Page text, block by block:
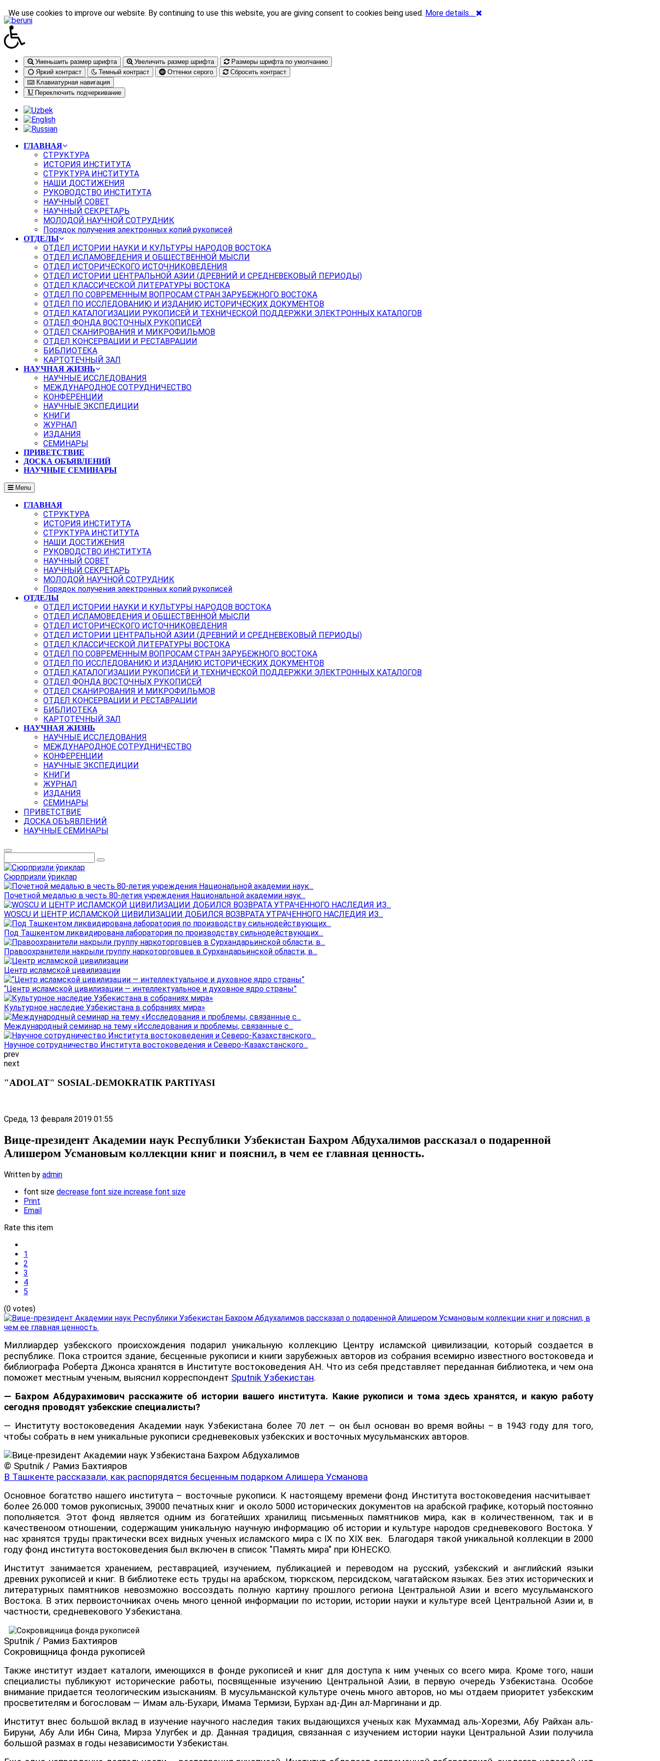
Уменьшить размер шрифта Увеличить размер шрифта
Размеры шрифта по умолчанию
Яркий контраст
Темный контраст Оттенки серого
Сбросить контраст
Клавиатурная навигация
Переключить подчеркивание
ГЛАВНАЯ
СТРУКТУРА
ИСТОРИЯ ИНСТИТУТА
СТРУКТУРА ИНСТИТУТА
НАШИ ДОСТИЖЕНИЯ
РУКОВОДСТВО ИНСТИТУТА
НАУЧНЫЙ СОВЕТ
НАУЧНЫЙ СЕКРЕТАРЬ
МОЛОДОЙ НАУЧНОЙ СОТРУДНИК
Порядок получения электронных копий рукописей
ОТДЕЛЫ
ОТДЕЛ ИСТОРИИ НАУКИ И КУЛЬТУРЫ НАРОДОВ ВОСТОКА
ОТДЕЛ ИСЛАМОВЕДЕНИЯ И ОБЩЕСТВЕННОЙ МЫСЛИ
ОТДЕЛ ИСТОРИЧЕСКОГО ИСТОЧНИКОВЕДЕНИЯ
ОТДЕЛ ИСТОРИИ ЦЕНТРАЛЬНОЙ АЗИИ (ДРЕВНИЙ И СРЕДНЕВЕКОВЫЙ ПЕРИОДЫ)
ОТДЕЛ КЛАССИЧЕСКОЙ ЛИТЕРАТУРЫ ВОСТОКА
ОТДЕЛ ПО СОВРЕМЕННЫМ ВОПРОСАМ СТРАН ЗАРУБЕЖНОГО ВОСТОКА
ОТДЕЛ ПО ИССЛЕДОВАНИЮ И ИЗДАНИЮ ИСТОРИЧЕСКИХ ДОКУМЕНТОВ
ОТДЕЛ КАТАЛОГИЗАЦИИ РУКОПИСЕЙ И ТЕХНИЧЕСКОЙ ПОДДЕРЖКИ ЭЛЕКТРОННЫХ КАТАЛОГОВ
ОТДЕЛ ФОНДА ВОСТОЧНЫХ РУКОПИСЕЙ
ОТДЕЛ СКАНИРОВАНИЯ И МИКРОФИЛЬМОВ
ОТДЕЛ КОНСЕРВАЦИИ И РЕСТАВРАЦИИ
БИБЛИОТЕКА
КАРТОТЕЧНЫЙ ЗАЛ
НАУЧНАЯ ЖИЗНЬ
НАУЧНЫЕ ИССЛЕДОВАНИЯ
МЕЖДУНАРОДНОЕ СОТРУДНИЧЕСТВО
КОНФЕРЕНЦИИ
НАУЧНЫЕ ЭКСПЕДИЦИИ
КНИГИ
ЖУРНАЛ
ИЗДАНИЯ
СЕМИНАРЫ
ПРИВЕТСТВИЕ
ДОСКА ОБЪЯВЛЕНИЙ
НАУЧНЫЕ СЕМИНАРЫ
Menu
ГЛАВНАЯ
СТРУКТУРА
ИСТОРИЯ ИНСТИТУТА
СТРУКТУРА ИНСТИТУТА
НАШИ ДОСТИЖЕНИЯ
РУКОВОДСТВО ИНСТИТУТА
НАУЧНЫЙ СОВЕТ
НАУЧНЫЙ СЕКРЕТАРЬ
МОЛОДОЙ НАУЧНОЙ СОТРУДНИК
Порядок получения электронных копий рукописей
ОТДЕЛЫ
ОТДЕЛ ИСТОРИИ НАУКИ И КУЛЬТУРЫ НАРОДОВ ВОСТОКА
ОТДЕЛ ИСЛАМОВЕДЕНИЯ И ОБЩЕСТВЕННОЙ МЫСЛИ
ОТДЕЛ ИСТОРИЧЕСКОГО ИСТОЧНИКОВЕДЕНИЯ
ОТДЕЛ ИСТОРИИ ЦЕНТРАЛЬНОЙ АЗИИ (ДРЕВНИЙ И СРЕДНЕВЕКОВЫЙ ПЕРИОДЫ)
ОТДЕЛ КЛАССИЧЕСКОЙ ЛИТЕРАТУРЫ ВОСТОКА
ОТДЕЛ ПО СОВРЕМЕННЫМ ВОПРОСАМ СТРАН ЗАРУБЕЖНОГО ВОСТОКА
ОТДЕЛ ПО ИССЛЕДОВАНИЮ И ИЗДАНИЮ ИСТОРИЧЕСКИХ ДОКУМЕНТОВ
ОТДЕЛ КАТАЛОГИЗАЦИИ РУКОПИСЕЙ И ТЕХНИЧЕСКОЙ ПОДДЕРЖКИ ЭЛЕКТРОННЫХ КАТАЛОГОВ
ОТДЕЛ ФОНДА ВОСТОЧНЫХ РУКОПИСЕЙ
ОТДЕЛ СКАНИРОВАНИЯ И МИКРОФИЛЬМОВ
ОТДЕЛ КОНСЕРВАЦИИ И РЕСТАВРАЦИИ
БИБЛИОТЕКА
КАРТОТЕЧНЫЙ ЗАЛ
НАУЧНАЯ ЖИЗНЬ
НАУЧНЫЕ ИССЛЕДОВАНИЯ
МЕЖДУНАРОДНОЕ СОТРУДНИЧЕСТВО
КОНФЕРЕНЦИИ
НАУЧНЫЕ ЭКСПЕДИЦИИ
КНИГИ
ЖУРНАЛ
ИЗДАНИЯ
СЕМИНАРЫ
ПРИВЕТСТВИЕ
ДОСКА ОБЪЯВЛЕНИЙ
НАУЧНЫЕ СЕМИНАРЫ
Сюрпризли ўриклар
Почетной медалью в честь 80-летия учреждения Национальной академии наук...
WOSCU И ЦЕНТР ИСЛАМСКОЙ ЦИВИЛИЗАЦИИ ДОБИЛСЯ ВОЗВРАТА УТРАЧЕННОГО НАСЛЕДИЯ ИЗ...
Под Ташкентом ликвидирована лаборатория по производству сильнодействующих...
Правоохранители накрыли группу наркоторговцев в Сурхандарьинской области, в...
Центр исламской цивилизации
“Центр исламской цивилизации — интеллектуальное и духовное ядро страны”
Культурное наследие Узбекистана в собраниях мира»
Международный семинар на тему «Исследования и проблемы, связанные с...
Научное сотрудничество Института востоковедения и Северо-Казахстанского...
prev
next
"ADOLAT" SOSIAL-DEMOKRATIK PARTIYASI
Среда, 13 февраля 2019 01:55
Вице-президент Академии наук Республики Узбекистан Бахром Абдухалимов рассказал о подаренной
Алишером Усмановым коллекции книг и пояснил, в чем ее главная ценность.
Written by admin
font size decrease font size increase font size
Print
Email
Rate this item
1
2
3
4
5
(0 votes)
Миллиардер узбекского происхождения подарил уникальную коллекцию Центру исламской цивилизации, который создается в
республике. Пока строится здание, бесценные рукописи и книги зарубежных авторов из собрания всемирно известного востоковеда и
библиографа Роберта Джонса хранятся в Институте востоковедения АН. Что из себя представляет переданная библиотека, и чем она
поможет местным ученым, выяснил корреспондент Sputnik Узбекистан.
— Бахром Абдурахимович расскажите об истории вашего института. Какие рукописи и тома здесь хранятся, и какую работу
сегодня проводят узбекские специалисты?
— Институту востоковедения Академии наук Узбекистана более 70 лет — он был основан во время войны – в 1943 году для того,
чтобы собрать в нем уникальные рукописи средневековых узбекских и восточных мусульманских авторов.
© Sputnik / Рамиз Бахтияров
В Ташкенте рассказали, как распорядятся бесценным подарком Алишера Усманова
Основное богатство нашего института – восточные рукописи. К настоящему времени фонд Института востоковедения насчитывает
более 26.000 томов рукописных, 39000 печатных книг и около 5000 исторических документов на арабской графике, который постоянно
пополняется. Этот фонд является одним из богатейших хранилищ письменных памятников мира, как в количественном, так и в
качественоом отношении, содержащим уникальную научную информацию об истории и культуре народов средневекового Востока. У
нас хранятся труды практически всех видных ученых исламского мира с IX по XIX век. Благодаря такой уникальной коллекции в 2000
году фонд института востоковедения был включен в список "Память мира" при ЮНЕСКО.
Институт занимается хранением, реставрацией, изучением, публикацией и переводом на русский, узбекский и английский языки
древних рукописей и книг. В библиотеке есть труды на арабском, тюркском, персидском, чагатайском языках. Без этих исторических и
литературных памятников невозможно воссоздать полную картину прошлого региона Центральной Азии и всего мусульманского
Востока. В этих первоисточниках очень много ценной информации по истории, истории науки и культуре всей Центральной Азии и, в
частности, средневекового Узбекистана.
Sputnik / Рамиз Бахтияров
Сокровищница фонда рукописей
Также институт издает каталоги, имеющихся в фонде рукописей и книг для доступа к ним ученых со всего мира. Кроме того, наши
специалисты публикуют исторические работы, посвященные изучению Центральной Азии, в первую очередь Узбекистана. Особое
внимание придается теологическим изысканиям. В мусульманской культуре очень много авторов, но мы отдаем приоритет узбекским
просветителям и богословам — Имам аль-Бухари, Имама Термизи, Бурхан ад-Дин ал-Маргинани и др.
Институт внес большой вклад в изучение научного наследия таких выдающихся ученых как Мухаммад аль-Хорезми, Абу Райхан аль-
Бируни, Абу Али Ибн Сина, Мирза Улугбек и др. Данная традиция, связанная с изучением истории науки Центральной Азии получила
большой размах в годы независимости Узбекистан.
We use cookies to improve our website. By continuing to use this website, you are giving consent to cookies being used. More details…